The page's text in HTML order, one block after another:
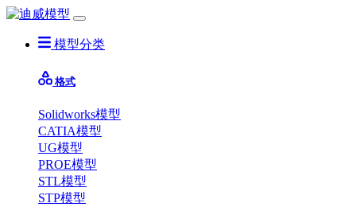
模型分类
格式
Solidworks模型
CATIA模型
UG模型
PROE模型
STL模型
STP模型